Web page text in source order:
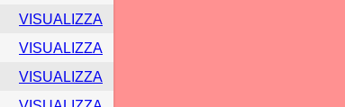
VISUALIZZA
VISUALIZZA
VISUALIZZA